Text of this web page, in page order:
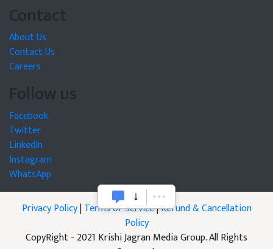
Contact
About Us
Contact Us
Careers
Follow us
Facebook
Twitter
LinkedIn
Instagram
WhatsApp
Privacy Policy|Terms of Service|Refund & Cancellation
Policy
CopyRight - 2021 Krishi Jagran Media Group. All Rights